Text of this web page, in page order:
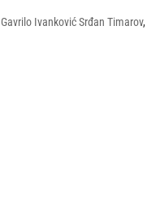
Gavrilo Ivanković Srđan Timarov,